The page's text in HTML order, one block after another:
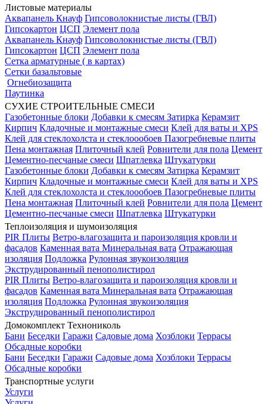
Листовые материалы
Аквапанель Кнауф Гипсоволокнистые листы (ГВЛ)
Гипсокартон ЦСП Элемент пола
Аквапанель Кнауф Гипсоволокнистые листы (ГВЛ)
Гипсокартон ЦСП Элемент пола
Сетка арматурные ( в картах)
Сетки базальтовые
Огнебиозащита
Паутинка
СУХИЕ СТРОИТЕЛЬНЫЕ СМЕСИ
Газобетонные блоки Добавки к смесям Затирка Керамзит
Кирпич Кладочные и монтажные смеси Клей для ваты и XPS
Клей для стеклохолста и стеклоообоев Пазогребневые плиты
Пена монтажная Плиточный клей Ровнители для пола Цемент
Цементно-песчаные смеси Шпатлевка Штукатурки
Газобетонные блоки Добавки к смесям Затирка Керамзит
Кирпич Кладочные и монтажные смеси Клей для ваты и XPS
Клей для стеклохолста и стеклоообоев Пазогребневые плиты
Пена монтажная Плиточный клей Ровнители для пола Цемент
Цементно-песчаные смеси Шпатлевка Штукатурки
Теплоизоляция и шумоизоляция
PIR Плиты Ветро-влагозащита и пароизоляция кровли и
фасадов Каменная вата Минеральная вата Отражающая
изоляция Подложка Рулонная звукоизоляция
Экструдированный пенополистирол
PIR Плиты Ветро-влагозащита и пароизоляция кровли и
фасадов Каменная вата Минеральная вата Отражающая
изоляция Подложка Рулонная звукоизоляция
Экструдированный пенополистирол
Домокомплект Технониколь
Бани Беседки Гаражи Садовые дома Хозблоки Террасы
Обсадные коробки
Бани Беседки Гаражи Садовые дома Хозблоки Террасы
Обсадные коробки
Транспортные услуги
Услуги